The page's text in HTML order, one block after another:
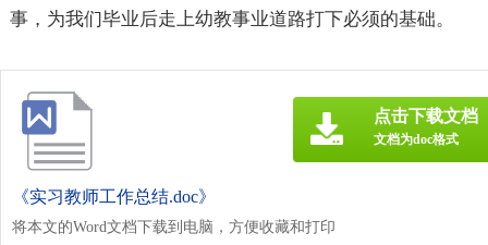
事，为我们毕业后走上幼教事业道路打下必须的基础。
《实习教师工作总结.doc》
将本文的Word文档下载到电脑，方便收藏和打印
点击下载文档
文档为doc格式